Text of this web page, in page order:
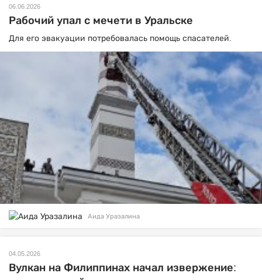
06.06.2026
Рабочий упал с мечети в Уральске
Для его эвакуации потребовалась помощь спасателей.
Аида Уразалина
04.05.2026
Вулкан на Филиппинах начал извержение: